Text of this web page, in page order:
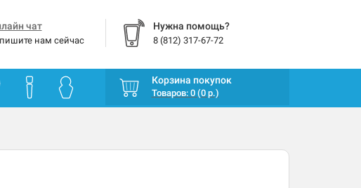
чат
нам сейчас
Нужна помощь?
8 (812) 317-67-72
Корзина покупок
Товаров: 0 (0 р.)